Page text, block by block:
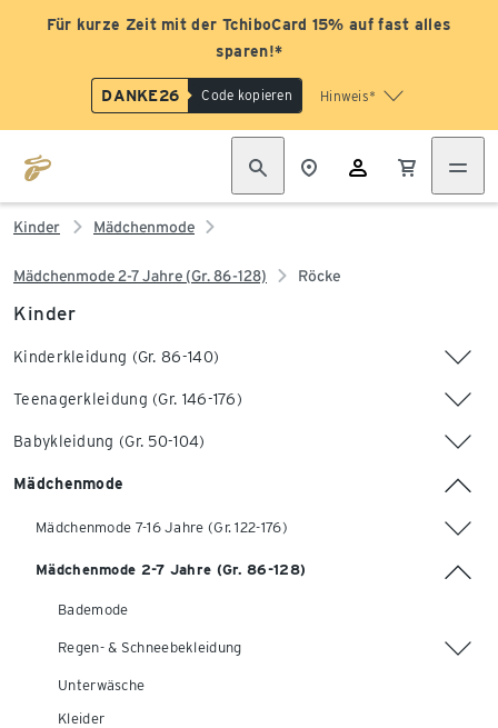
Für kurze Zeit mit der TchiboCard 15% auf fast alles
sparen!*
DANKE26 Code kopieren Hinweis*
Kinder Mädchenmode
Mädchenmode 2-7 Jahre (Gr. 86-128) Röcke
Kinder
Kinderkleidung (Gr. 86-140)
Teenagerkleidung (Gr. 146-176)
Babykleidung (Gr. 50-104)
Mädchenmode
Mädchenmode 7-16 Jahre (Gr. 122-176)
Mädchenmode 2-7 Jahre (Gr. 86-128)
Bademode
Regen- & Schneebekleidung
Unterwäsche
Kleider